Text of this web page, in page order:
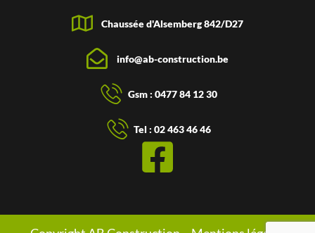
Chaussée d'Alsemberg 842/D27
info@ab-construction.be
Gsm : 0477 84 12 30
Tel : 02 463 46 46